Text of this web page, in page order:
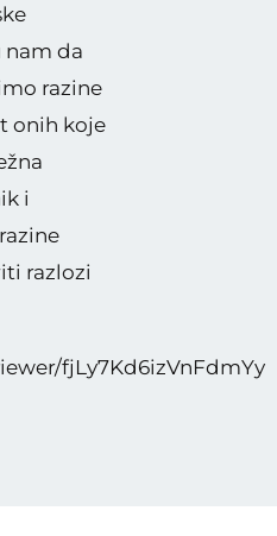
da
razine
onih koje
i
razlozi
fjLy7Kd6izVnFdmYy